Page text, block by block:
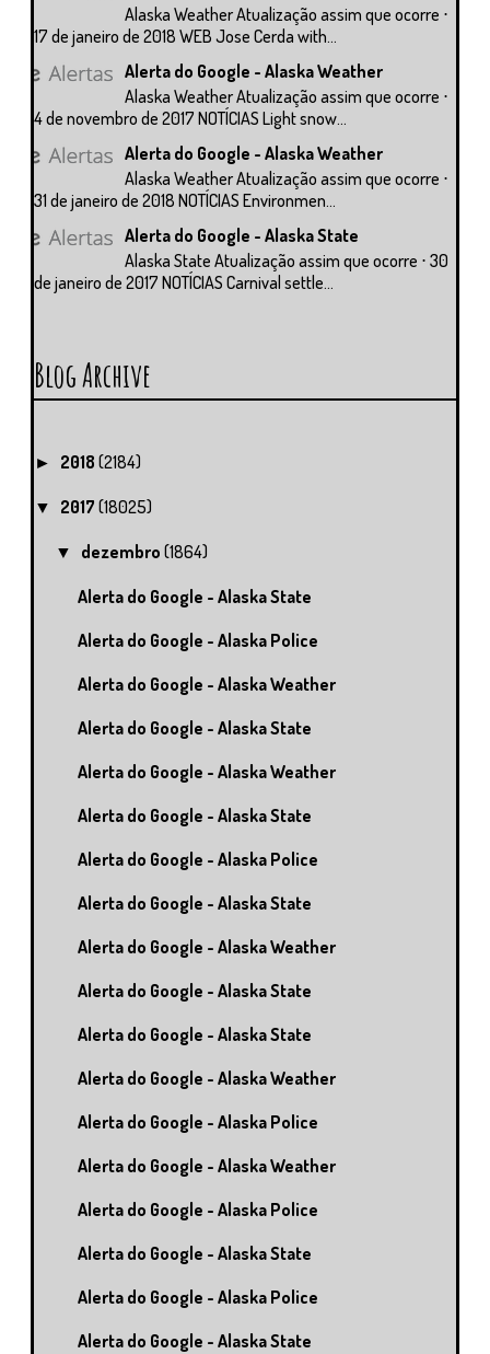
Alaska Weather Atualização assim que ocorre ⋅
17 de janeiro de 2018 WEB Jose Cerda with...
Alerta do Google - Alaska Weather
Alaska Weather Atualização assim que ocorre ⋅
4 de novembro de 2017 NOTÍCIAS Light snow...
Alerta do Google - Alaska Weather
Alaska Weather Atualização assim que ocorre ⋅
31 de janeiro de 2018 NOTÍCIAS Environmen...
Alerta do Google - Alaska State
Alaska State Atualização assim que ocorre ⋅ 30
de janeiro de 2017 NOTÍCIAS Carnival settle...
Blog Archive
► 2018 (2184)
▼ 2017 (18025)
▼ dezembro(1864)
Alerta do Google - Alaska State
Alerta do Google - Alaska Police
Alerta do Google - Alaska Weather
Alerta do Google - Alaska State
Alerta do Google - Alaska Weather
Alerta do Google - Alaska State
Alerta do Google - Alaska Police
Alerta do Google - Alaska State
Alerta do Google - Alaska Weather
Alerta do Google - Alaska State
Alerta do Google - Alaska State
Alerta do Google - Alaska Weather
Alerta do Google - Alaska Police
Alerta do Google - Alaska Weather
Alerta do Google - Alaska Police
Alerta do Google - Alaska State
Alerta do Google - Alaska Police
Alerta do Google - Alaska State